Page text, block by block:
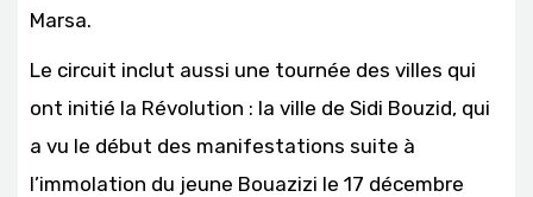
Marsa.
Le circuit inclut aussi une tournée des villes qui
ont initié la Révolution : la ville de Sidi Bouzid, qui
a vu le début des manifestations suite à
l’immolation du jeune Bouazizi le 17 décembre